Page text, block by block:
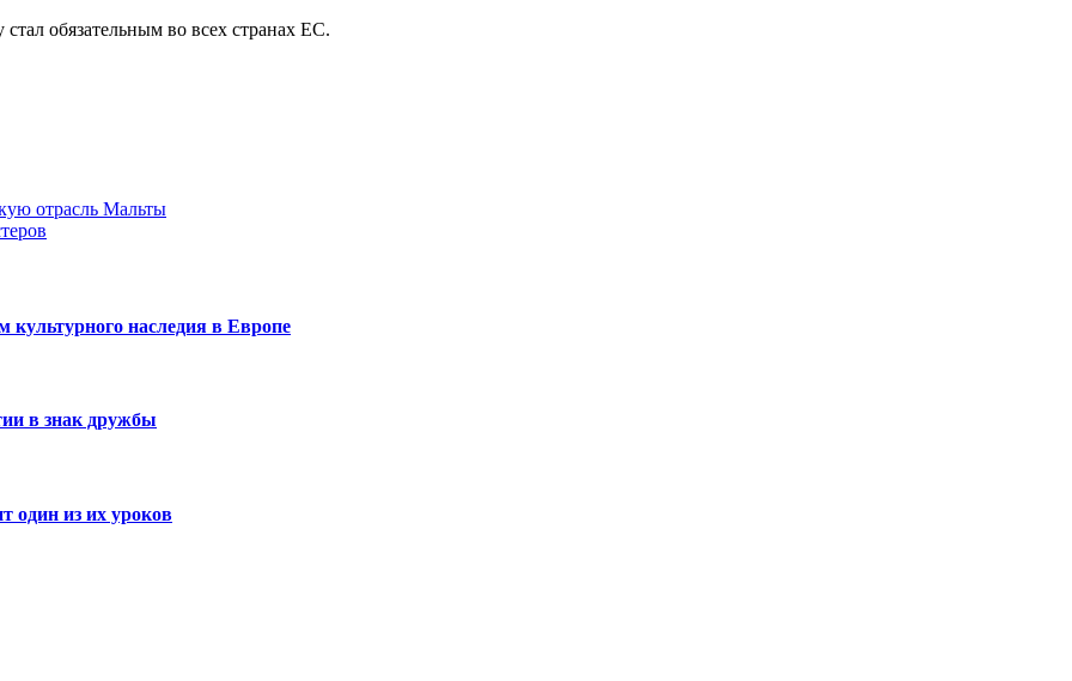
обязательным во всех странах ЕС.
отрасль Мальты
наследия в Европе
в знак дружбы
один из их уроков